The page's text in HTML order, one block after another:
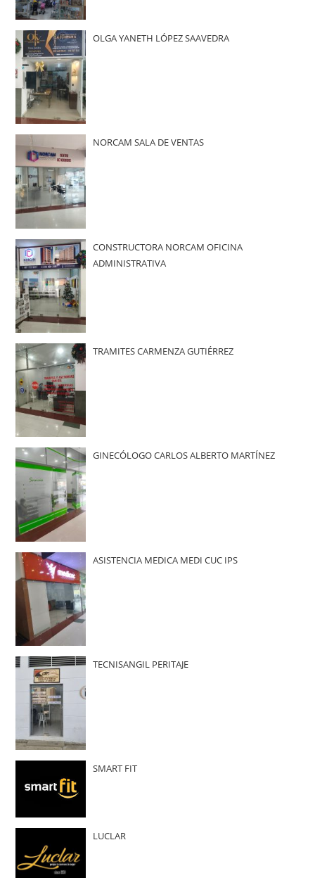
OLGA YANETH LÓPEZ SAAVEDRA
NORCAM SALA DE VENTAS
CONSTRUCTORA NORCAM OFICINA
ADMINISTRATIVA
TRAMITES CARMENZA GUTIÉRREZ
GINECÓLOGO CARLOS ALBERTO MARTÍNEZ
ASISTENCIA MEDICA MEDI CUC IPS
TECNISANGIL PERITAJE
SMART FIT
LUCLAR